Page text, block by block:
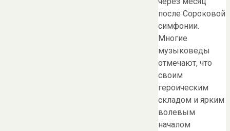
после Сороковой
симфонии.
Многие
музыковеды
отмечают, что
своим
героическим
складом и ярким
волевым
началом